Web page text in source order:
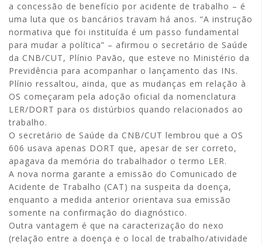
a concessão de benefício por acidente de trabalho – é
uma luta que os bancários travam há anos. “A instrução
normativa que foi instituída é um passo fundamental
para mudar a política” – afirmou o secretário de Saúde
da CNB/CUT, Plínio Pavão, que esteve no Ministério da
Previdência para acompanhar o lançamento das INs.
Plínio ressaltou, ainda, que as mudanças em relação à
OS começaram pela adoção oficial da nomenclatura
LER/DORT para os distúrbios quando relacionados ao
trabalho.
O secretário de Saúde da CNB/CUT lembrou que a OS
606 usava apenas DORT que, apesar de ser correto,
apagava da memória do trabalhador o termo LER.
A nova norma garante a emissão do Comunicado de
Acidente de Trabalho (CAT) na suspeita da doença,
enquanto a medida anterior orientava sua emissão
somente na confirmação do diagnóstico.
Outra vantagem é que na caracterização do nexo
(relação entre a doença e o local de trabalho/atividade